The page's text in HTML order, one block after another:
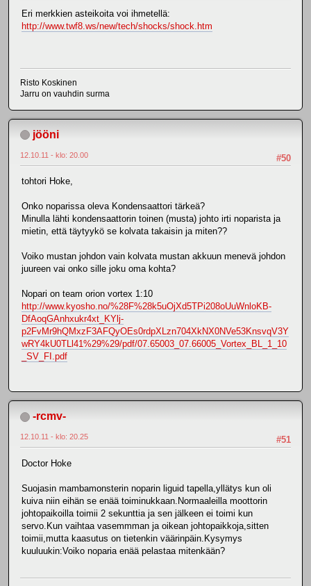
Eri merkkien asteikoita voi ihmetellä:
http://www.twf8.ws/new/tech/shocks/shock.htm
Risto Koskinen
Jarru on vauhdin surma
jööni
#50
12.10.11 - klo: 20.00
tohtori Hoke,
Onko noparissa oleva Kondensaattori tärkeä?
Minulla lähti kondensaattorin toinen (musta) johto irti noparista ja
mietin, että täytyykö se kolvata takaisin ja miten??
Voiko mustan johdon vain kolvata mustan akkuun menevä johdon
juureen vai onko sille joku oma kohta?
Nopari on team orion vortex 1:10
http://www.kyosho.no/%28F%28k5uOjXd5TPi208oUuWnloKB-
DfAoqGAnhxukr4xt_KYlj-
p2FvMr9hQMxzF3AFQyOEs0rdpXLzn704XkNX0NVe53KnsvqV3Y
wRY4kU0TLl41%29%29/pdf/07.65003_07.66005_Vortex_BL_1_10
_SV_FI.pdf
-rcmv-
#51
12.10.11 - klo: 20.25
Doctor Hoke
Suojasin mambamonsterin noparin liguid tapella,yllätys kun oli
kuiva niin eihän se enää toiminukkaan.Normaaleilla moottorin
johtopaikoilla toimii 2 sekunttia ja sen jälkeen ei toimi kun
servo.Kun vaihtaa vasemmman ja oikean johtopaikkoja,sitten
toimii,mutta kaasutus on tietenkin väärinpäin.Kysymys
kuuluukin:Voiko noparia enää pelastaa mitenkään?